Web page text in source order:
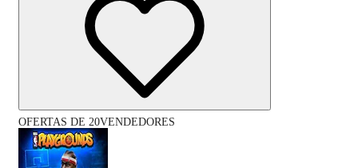
OFERTAS DE 20VENDEDORES